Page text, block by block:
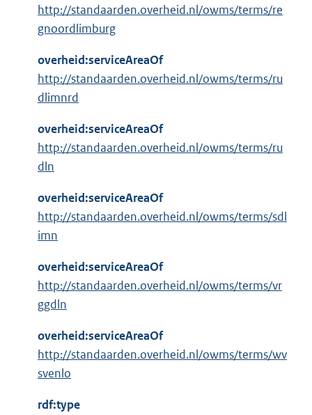
http://standaarden.overheid.nl/owms/terms/re
gnoordlimburg
overheid:serviceAreaOf
http://standaarden.overheid.nl/owms/terms/ru
dlimnrd
overheid:serviceAreaOf
http://standaarden.overheid.nl/owms/terms/ru
dln
overheid:serviceAreaOf
http://standaarden.overheid.nl/owms/terms/sdl
imn
overheid:serviceAreaOf
http://standaarden.overheid.nl/owms/terms/vr
ggdln
overheid:serviceAreaOf
http://standaarden.overheid.nl/owms/terms/wv
svenlo
rdf:type